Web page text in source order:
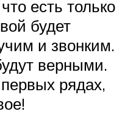
есть только
будет
и звонким.
верными.
рядах,